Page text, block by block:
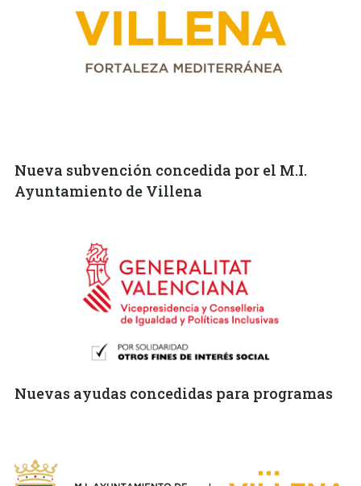
Nueva subvención concedida por el M.I.
Ayuntamiento de Villena
Nuevas ayudas concedidas para programas